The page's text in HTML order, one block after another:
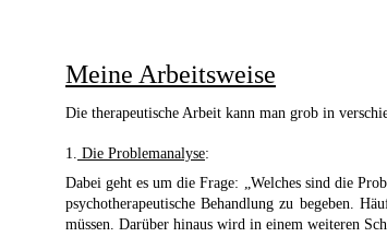
Meine Arbeitsweise
Die therapeutische Arbeit kann man grob in
1. Die Problemanalyse:
Dabei geht es um die Frage: „Welches sind die
psychotherapeutische Behandlung zu begeben.
müssen. Darüber hinaus wird in einem weiteren